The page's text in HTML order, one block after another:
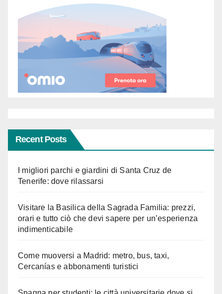
Recent Posts
I migliori parchi e giardini di Santa Cruz de
Tenerife: dove rilassarsi
Visitare la Basilica della Sagrada Familia: prezzi,
orari e tutto ciò che devi sapere per un’esperienza
indimenticabile
Come muoversi a Madrid: metro, bus, taxi,
Cercanías e abbonamenti turistici